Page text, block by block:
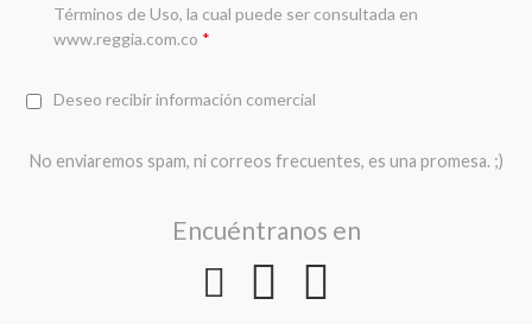
Términos de Uso, la cual puede ser consultada en
www.reggia.com.co *
Deseo recibir información comercial
No enviaremos spam, ni correos frecuentes, es una promesa. ;)
Encuéntranos en